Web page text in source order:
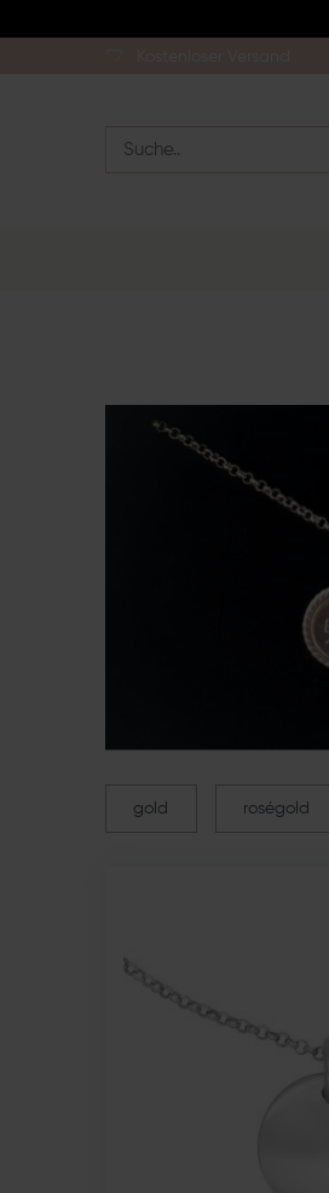
gold roségold